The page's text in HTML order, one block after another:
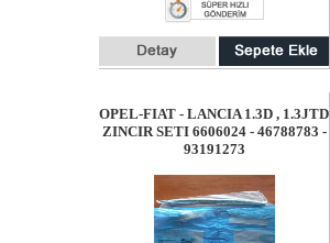
OPEL-FIAT - LANCIA 1.3D , 1.3JTD
ZINCIR SETI 6606024 - 46788783 -
93191273